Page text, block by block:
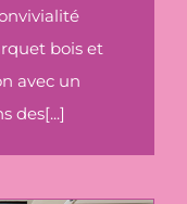
bois et
avec un
des[...]